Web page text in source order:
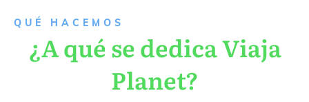
QUÉ HACEMOS
¿A qué se dedica Viaja
Planet?